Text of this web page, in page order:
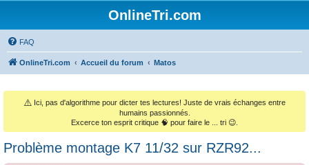
OnlineTri.com
FAQ
OnlineTri.com Accueil du forum Matos
⚠️ Ici, pas d'algorithme pour dicter tes lectures! Juste de vrais échanges entre
humains passionnés.
Excerce ton esprit critique 🧠 pour faire le ... tri 😉.
Problème montage K7 11/32 sur RZR92...